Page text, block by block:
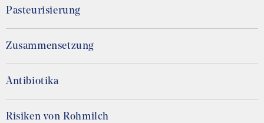
Pasteurisierung
Zusammensetzung
Antibiotika
Risiken von Rohmilch